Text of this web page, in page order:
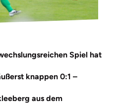
Spiel hat
knappen 0:1 –
aus dem